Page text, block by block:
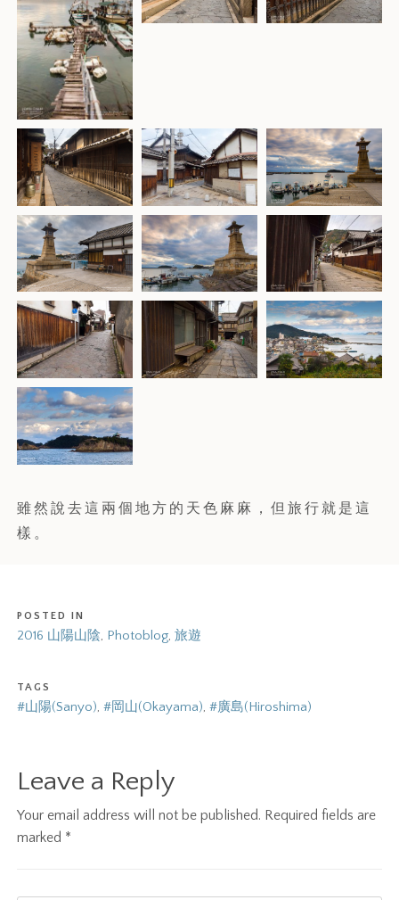
雖然說去這兩個地方的天色麻麻，但旅行就是這
樣。
POSTED IN
2016 山陽山陰, Photoblog,旅遊
TAGS
#山陽(Sanyo),#岡山(Okayama),#廣島(Hiroshima)
Leave a Reply
Your email address will not be published. Required fields are
marked *